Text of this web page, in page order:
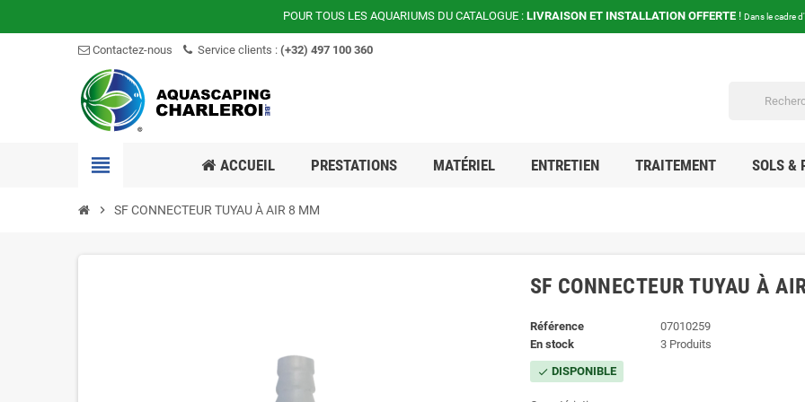
POUR TOUS LES AQUARIUMS DU CATALOGUE : LIVRAISON ET INSTALLATION OFFERTE ! Dans le cadre
Contactez-nous Service clients : (+32) 497 100 360
view_headline ACCUEIL PRESTATIONS MATÉRIEL ENTRETIEN TRAITEMENT SOLS &
chevron_right SF CONNECTEUR TUYAU À AIR 8 MM
SF CONNECTEUR TUYAU À
Référence
07010259
En stock
3 Produits
check DISPONIBLE